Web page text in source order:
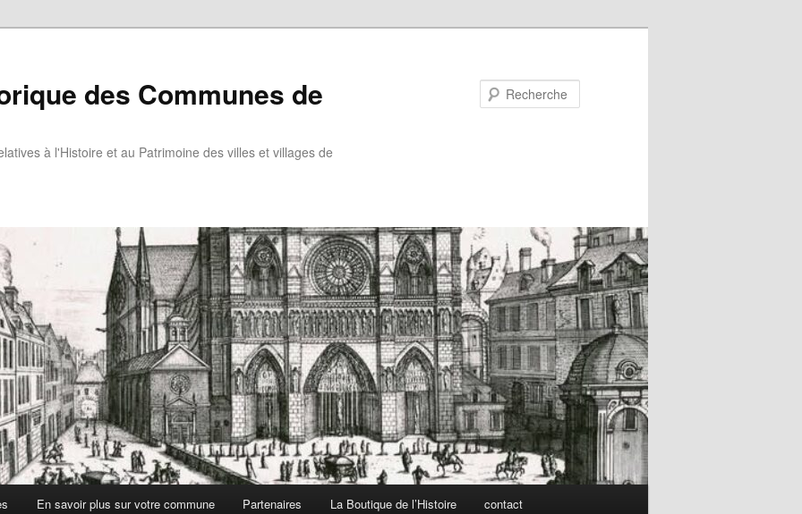
des Communes de
à l'Histoire et au Patrimoine des villes et villages de
En savoir plus sur votre commune Partenaires La Boutique de l’Histoire contact